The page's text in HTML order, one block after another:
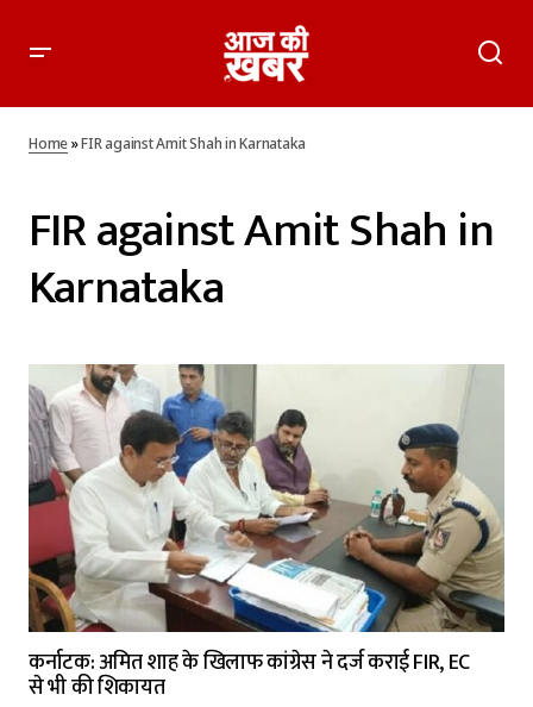
Home»FIR against Amit Shah in Karnataka
FIR against Amit Shah in
Karnataka
कर्नाटक: अमित शाह के खिलाफ कांग्रेस ने दर्ज कराई FIR, EC
से भी की शिकायत